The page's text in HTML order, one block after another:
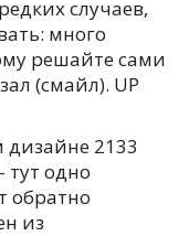
случаев,
много
решайте сами
(смайл). UP
дизайне 2133
тут одно
обратно
из